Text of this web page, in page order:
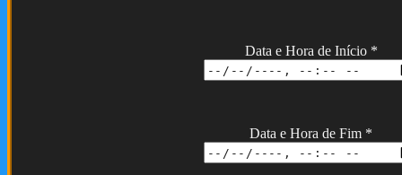
Data e Hora de Início *
Data e Hora de Fim *